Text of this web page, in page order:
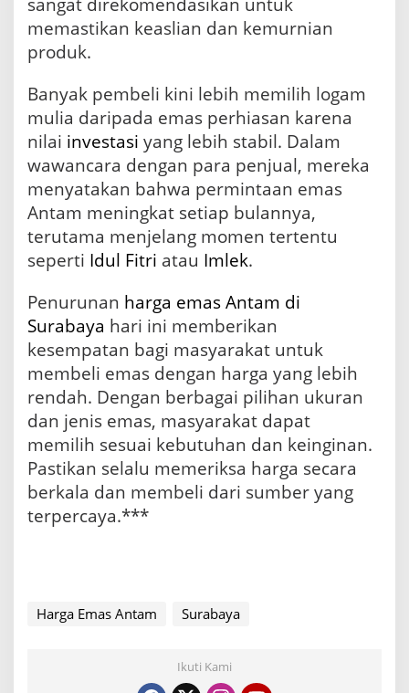
memastikan keaslian dan kemurnian
produk.
Banyak pembeli kini lebih memilih logam
mulia daripada emas perhiasan karena
nilai investasi yang lebih stabil. Dalam
wawancara dengan para penjual, mereka
menyatakan bahwa permintaan emas
Antam meningkat setiap bulannya,
terutama menjelang momen tertentu
seperti Idul Fitri atau Imlek.
Penurunan harga emas Antam di
Surabaya hari ini memberikan
kesempatan bagi masyarakat untuk
membeli emas dengan harga yang lebih
rendah. Dengan berbagai pilihan ukuran
dan jenis emas, masyarakat dapat
memilih sesuai kebutuhan dan keinginan.
Pastikan selalu memeriksa harga secara
berkala dan membeli dari sumber yang
terpercaya.***
Harga Emas Antam Surabaya
Ikuti Kami